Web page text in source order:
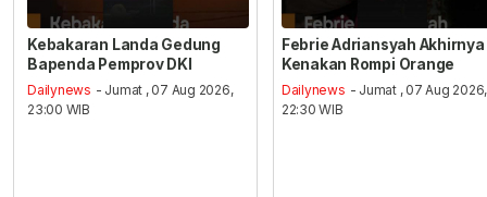
Kebakaran Landa Gedung
Bapenda Pemprov DKI
Dailynews - Jumat , 07 Aug 2026,
23:00 WIB
Febrie Adriansyah Akhirnya
Kenakan Rompi Orange
Dailynews - Jumat , 07 Aug 2026,
22:30 WIB